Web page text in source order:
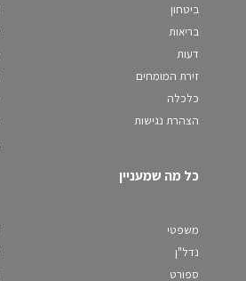
ביטחון
בריאות
דעות
זירת המומחים
כלכלה
הצהרת נגישות
כל מה שמעניין
משפטי
נדל"ן
ספורט